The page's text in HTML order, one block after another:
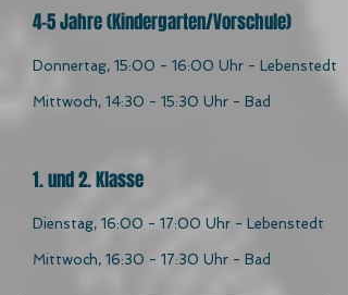
4-5 Jahre (Kindergarten/Vorschule)
Donnertag, 15:00 - 16:00 Uhr - Lebenstedt
Mittwoch, 14:30 - 15:30 Uhr - Bad
1. und 2. Klasse
Dienstag, 16:00 - 17:00 Uhr - Lebenstedt
Mittwoch, 16:30 - 17:30 Uhr - Bad